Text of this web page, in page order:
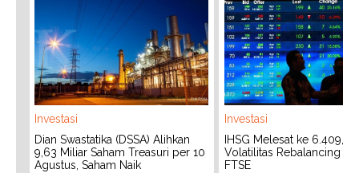
Investasi
Dian Swastatika (DSSA) Alihkan
9,63 Miliar Saham Treasuri per 10
Agustus, Saham Naik
Investasi
IHSG Melesat ke 6.409,
Volatilitas Rebalancing
FTSE